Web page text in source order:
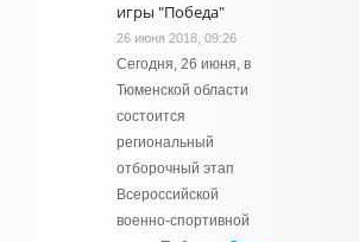
игры "Победа"
26 июня 2018, 09:26
Сегодня, 26 июня, в
Тюменской области
состоится
региональный
отборочный этап
Всероссийской
военно-спортивной